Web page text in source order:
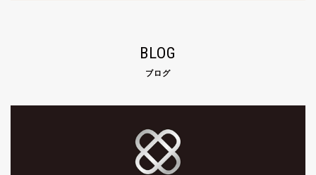
BLOG
ブログ